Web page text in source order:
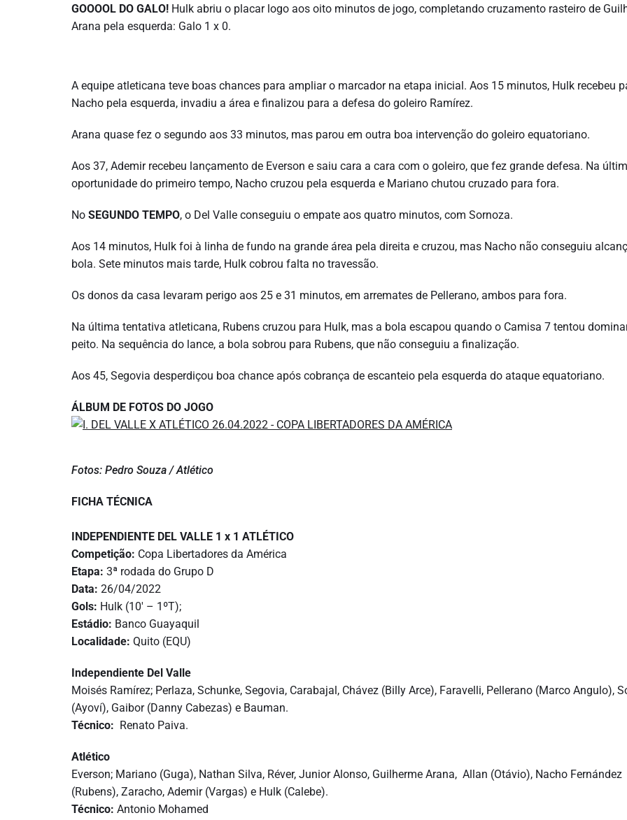
GOOOOL DO GALO! Hulk abriu o placar logo aos oito minutos de jogo, completando cruzamento rasteiro de
Arana pela esquerda: Galo 1 x 0.
A equipe atleticana teve boas chances para ampliar o marcador na etapa inicial. Aos 15 minutos, Hulk recebeu
Nacho pela esquerda, invadiu a área e finalizou para a defesa do goleiro Ramírez.
Arana quase fez o segundo aos 33 minutos, mas parou em outra boa intervenção do goleiro equatoriano.
Aos 37, Ademir recebeu lançamento de Everson e saiu cara a cara com o goleiro, que fez grande defesa. Na
oportunidade do primeiro tempo, Nacho cruzou pela esquerda e Mariano chutou cruzado para fora.
No SEGUNDO TEMPO, o Del Valle conseguiu o empate aos quatro minutos, com Sornoza.
Aos 14 minutos, Hulk foi à linha de fundo na grande área pela direita e cruzou, mas Nacho não conseguiu
bola. Sete minutos mais tarde, Hulk cobrou falta no travessão.
Os donos da casa levaram perigo aos 25 e 31 minutos, em arremates de Pellerano, ambos para fora.
Na última tentativa atleticana, Rubens cruzou para Hulk, mas a bola escapou quando o Camisa 7 tentou
peito. Na sequência do lance, a bola sobrou para Rubens, que não conseguiu a finalização.
Aos 45, Segovia desperdiçou boa chance após cobrança de escanteio pela esquerda do ataque equatoriano.
ÁLBUM DE FOTOS DO JOGO
Fotos: Pedro Souza / Atlético
FICHA TÉCNICA
INDEPENDIENTE DEL VALLE 1 x 1 ATLÉTICO
Competição: Copa Libertadores da América
Etapa: 3ª rodada do Grupo D
Data: 26/04/2022
Gols: Hulk (10′ – 1ºT);
Estádio: Banco Guayaquil
Localidade: Quito (EQU)
Independiente Del Valle
Moisés Ramírez; Perlaza, Schunke, Segovia, Carabajal, Chávez (Billy Arce), Faravelli, Pellerano (Marco Angulo),
(Ayoví), Gaibor (Danny Cabezas) e Bauman.
Técnico: Renato Paiva.
Atlético
Everson; Mariano (Guga), Nathan Silva, Réver, Junior Alonso, Guilherme Arana, Allan (Otávio), Nacho Fernández
(Rubens), Zaracho, Ademir (Vargas) e Hulk (Calebe).
Técnico: Antonio Mohamed